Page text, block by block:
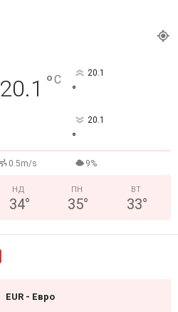
20.1 °C 20.1
°
20.1
°
0.5m/s 9%
НД
34°
ПН
35°
ВТ
33°
EUR - Евро